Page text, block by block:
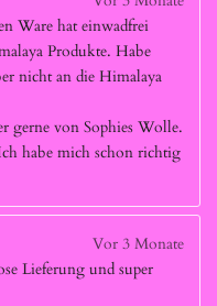
Ware hat einwadfrei
Produkte. Habe
nicht an die Himalaya
gerne von Sophies Wolle.
habe mich schon richtig
Vor 3 Monate
Lieferung und super